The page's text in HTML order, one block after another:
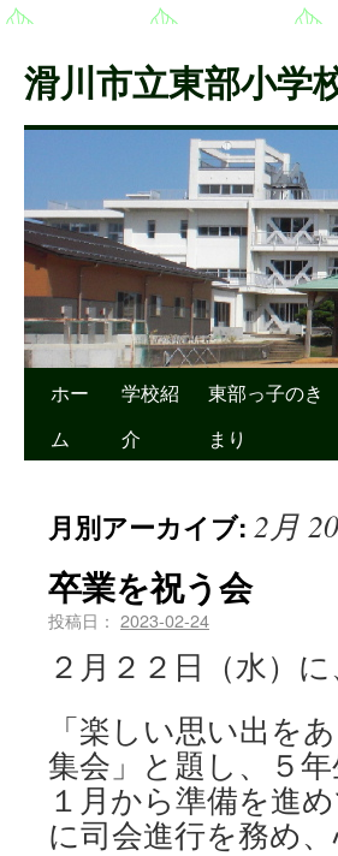
滑川市立東部小学
ホー
ム
学校紹
介
東部っ子のき
まり
月別アーカイブ: 2月
卒業を祝う会
投稿日： 2023-02-24
２月２２日（水）
「楽しい思い出を
集会」と題し、５
１月から準備を進
に司会進行を務め